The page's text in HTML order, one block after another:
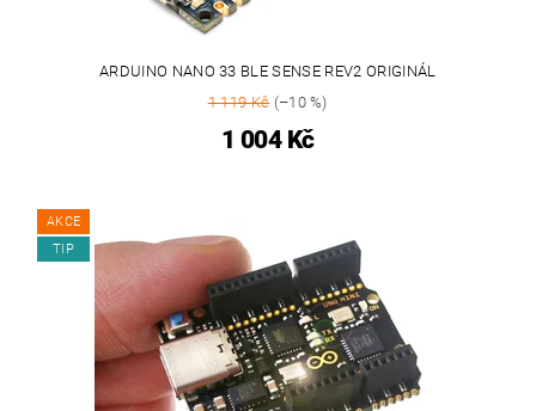
ARDUINO NANO 33 BLE SENSE REV2 ORIGINÁL
1 119 Kč(–10 %)
1 004 Kč
AKCE
TIP